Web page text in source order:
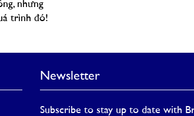
nhưng
trình đó!
Newsletter
Subscribe to stay up to date with